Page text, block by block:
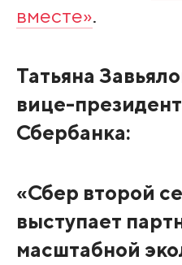
вместе».
Татьяна
вице-
Сбербанка:
«Сбер второй
выступает
масштабной